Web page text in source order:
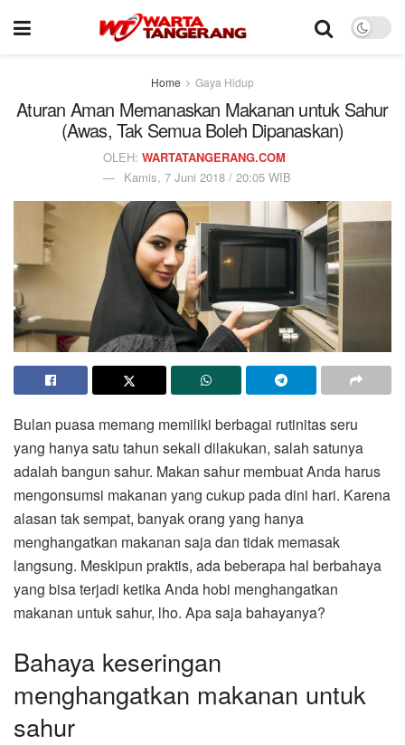
Home Gaya Hidup
Aturan Aman Memanaskan Makanan untuk Sahur
(Awas, Tak Semua Boleh Dipanaskan)
OLEH: WARTATANGERANG.COM
Kamis, 7 Juni 2018 / 20:05 WIB
Bulan puasa memang memiliki berbagai rutinitas seru
yang hanya satu tahun sekali dilakukan, salah satunya
adalah bangun sahur. Makan sahur membuat Anda harus
mengonsumsi makanan yang cukup pada dini hari. Karena
alasan tak sempat, banyak orang yang hanya
menghangatkan makanan saja dan tidak memasak
langsung. Meskipun praktis, ada beberapa hal berbahaya
yang bisa terjadi ketika Anda hobi menghangatkan
makanan untuk sahur, lho. Apa saja bahayanya?
Bahaya keseringan
menghangatkan makanan untuk
sahur